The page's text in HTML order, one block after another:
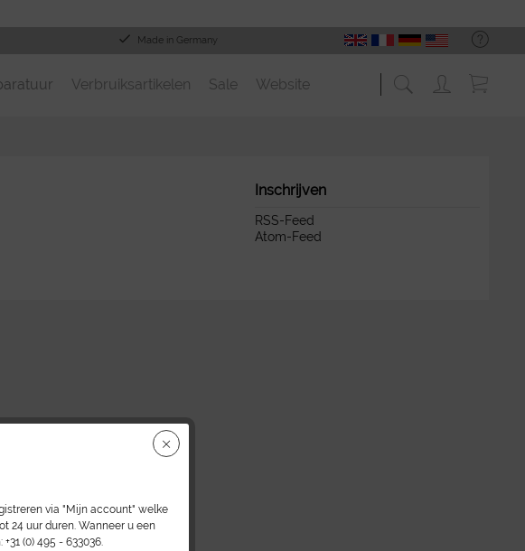
Made in Germany
Verbruiksartikelen Sale Website
Inschrijven
RSS-Feed
Atom-Feed
via "Mijn account" welke
24 uur duren. Wanneer u een
(0) 495 - 633036.